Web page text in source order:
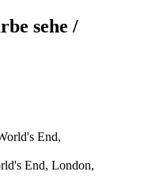
sehe /
End, London,